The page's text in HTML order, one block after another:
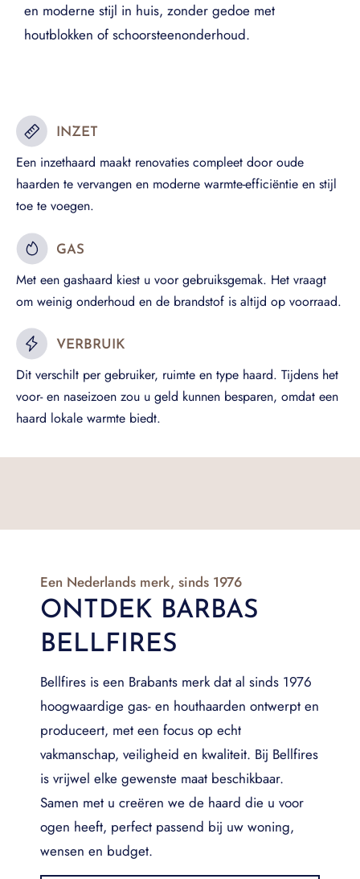
en moderne stijl in huis, zonder gedoe met
houtblokken of schoorsteenonderhoud.
INZET
Een inzethaard maakt renovaties compleet door oude
haarden te vervangen en moderne warmte-efficiëntie en stijl
toe te voegen.
GAS
Met een gashaard kiest u voor gebruiksgemak. Het vraagt
om weinig onderhoud en de brandstof is altijd op voorraad.
VERBRUIK
Dit verschilt per gebruiker, ruimte en type haard. Tijdens het
voor- en naseizoen zou u geld kunnen besparen, omdat een
haard lokale warmte biedt.
Een Nederlands merk, sinds 1976
ONTDEK BARBAS
BELLFIRES
Bellfires is een Brabants merk dat al sinds 1976
hoogwaardige gas- en houthaarden ontwerpt en
produceert, met een focus op echt
vakmanschap, veiligheid en kwaliteit. Bij Bellfires
is vrijwel elke gewenste maat beschikbaar.
Samen met u creëren we de haard die u voor
ogen heeft, perfect passend bij uw woning,
wensen en budget.